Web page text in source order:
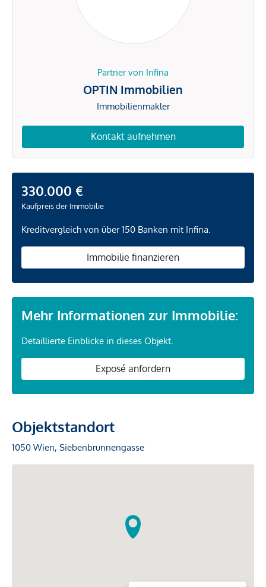
Partner von Infina
OPTIN Immobilien
Immobilienmakler
Kontakt aufnehmen
330.000 €
Kaufpreis der Immobilie
Kreditvergleich von über 150 Banken mit Infina.
Immobilie finanzieren
Mehr Informationen zur Immobilie:
Detaillierte Einblicke in dieses Objekt.
Exposé anfordern
Objektstandort
1050 Wien, Siebenbrunnengasse